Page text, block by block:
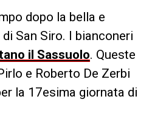
dopo la bella e
San Siro. I bianconeri
il Sassuolo. Queste
e Roberto De Zerbi
la 17esima giornata di